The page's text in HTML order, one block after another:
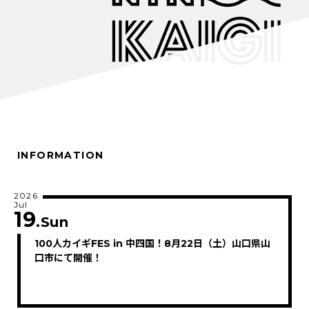
INFORMATION
100人カイギFES in 中四国！8月22日（土）山口県山
口市にて開催！
2026
Jul
19.Sun